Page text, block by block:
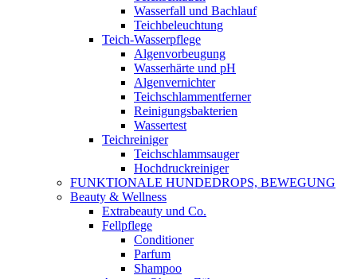
Wasserfall und Bachlauf
Teichbeleuchtung
Teich-Wasserpflege
Algenvorbeugung
Wasserhärte und pH
Algenvernichter
Teichschlammentferner
Reinigungsbakterien
Wassertest
Teichreiniger
Teichschlammsauger
Hochdruckreiniger
FUNKTIONALE HUNDEDROPS, BEWEGUNG
Beauty & Wellness
Extrabeauty und Co.
Fellpflege
Conditioner
Parfum
Shampoo